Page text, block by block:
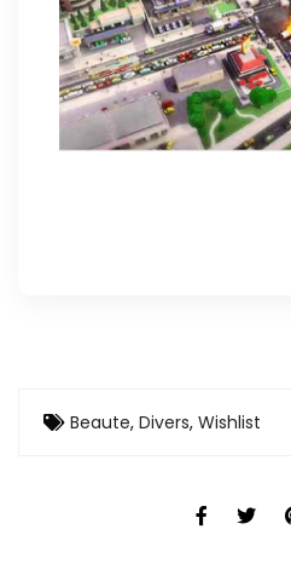
Beaute, Divers, Wishlist